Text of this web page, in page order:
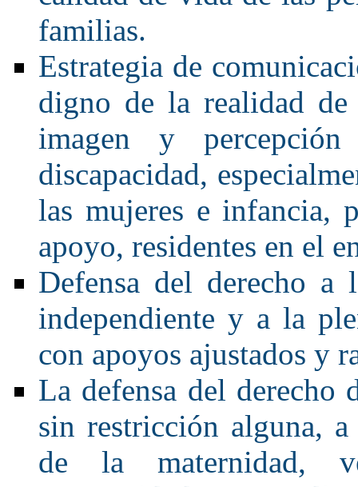
familias.
Estrategia de
digno de la realidad de
imagen y
discapacidad,
las mujeres e infancia,
apoyo, residentes en el
Defensa del derecho
independiente y a la
con apoyos ajustados y
La defensa del derecho
sin restricción alguna,
de la maternidad,